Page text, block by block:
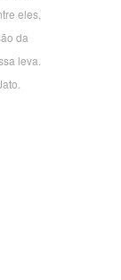
eles,
da
leva.